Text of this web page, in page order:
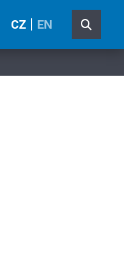
CZ EN